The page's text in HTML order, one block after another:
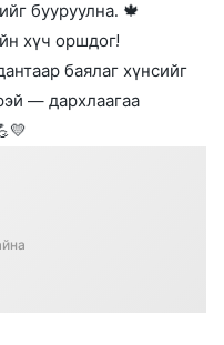
бууруулна. 🍁
хүч оршдог!
баялаг хүнсийг
— дархлаагаа